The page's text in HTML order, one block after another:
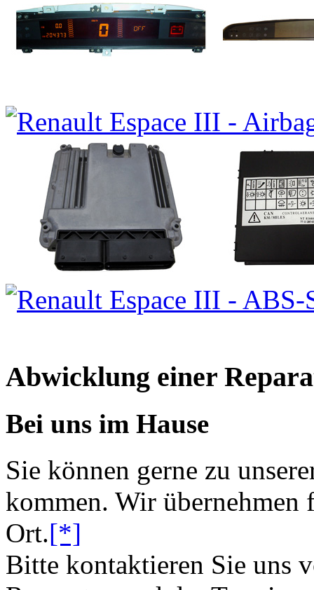
Abwicklung einer
Bei uns im Hause
Sie können gerne zu
kommen. Wir
Ort.[*]
Bitte kontaktieren Sie uns